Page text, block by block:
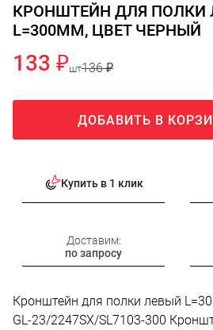
КРОНШТЕЙН ДЛЯ ПОЛКИ
L=300ММ, ЦВЕТ ЧЕРНЫЙ
133 ₽шт136 ₽
ДОБАВИТЬ В
Купить в 1 клик
Доставим:
по запросу
Кронштейн для полки левый
GL-23/2247SX/SL7103-300